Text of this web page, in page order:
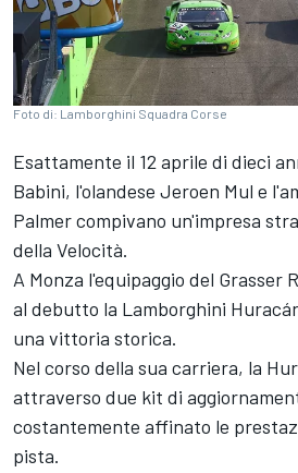
Foto di: Lamborghini Squadra Corse
Esattamente il 12 aprile di dieci
Babini, l'olandese Jeroen Mul e
Palmer compivano un'impresa
della Velocità.
A Monza l'equipaggio del Grasser
al debutto la Lamborghini
una vittoria storica.
Nel corso della sua carriera, la
attraverso due kit di
costantemente affinato le
pista.